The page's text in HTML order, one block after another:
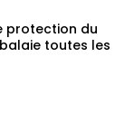
protection du
toutes les